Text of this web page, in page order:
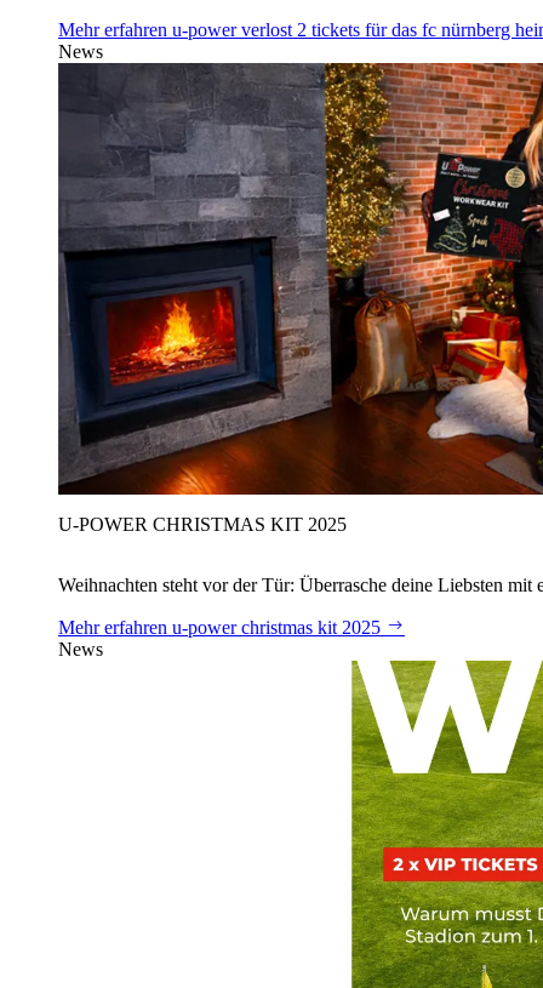
Mehr erfahren u‑power verlost 2 tickets für das fc nürnberg
News
U‑POWER CHRISTMAS KIT 2025
Weihnachten steht vor der Tür: Überrasche deine Liebsten
Mehr erfahren u‑power christmas kit 2025
News